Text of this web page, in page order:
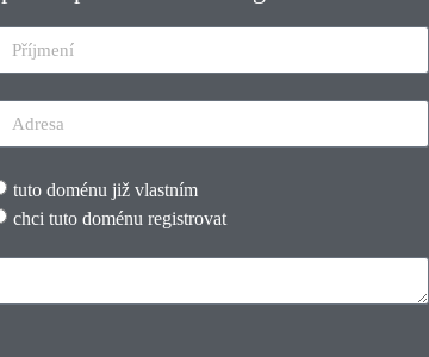
tuto doménu již vlastním
chci tuto doménu registrovat